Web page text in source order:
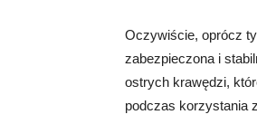
Oczywiście, oprócz
zabezpieczona i
ostrych krawędzi,
podczas korzystania